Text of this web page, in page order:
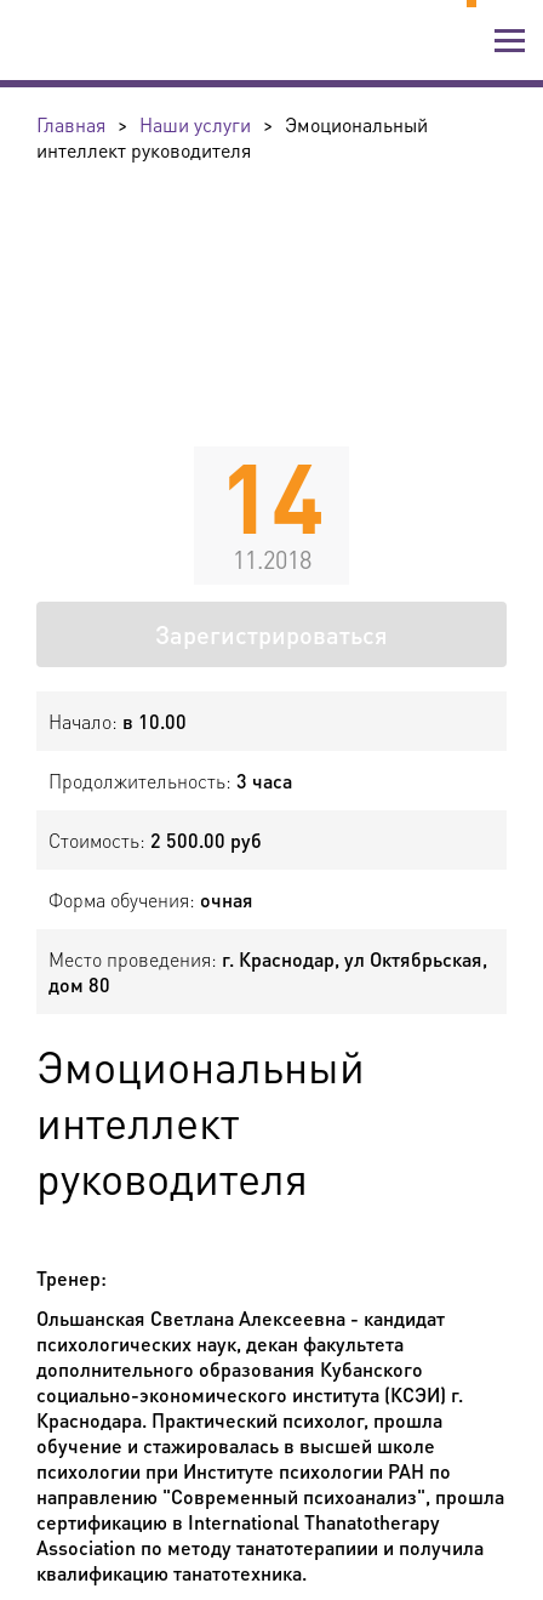
Главная > Наши услуги > Эмоциональный
интеллект руководителя
14
11.2018
Зарегистрироваться
Начало: в 10.00
Продолжительность: 3 часа
Стоимость: 2 500.00 руб
Форма обучения: очная
Место проведения: г. Краснодар, ул Октябрьская,
дом 80
Эмоциональный
интеллект
руководителя
Тренер:
Ольшанская Светлана Алексеевна - кандидат
психологических наук, декан факультета
дополнительного образования Кубанского
социально-экономического института (КСЭИ) г.
Краснодара. Практический психолог, прошла
обучение и стажировалась в высшей школе
психологии при Институте психологии РАН по
направлению "Современный психоанализ", прошла
сертификацию в InternationalThanatotherapy
Association по методутанатотерапиии и получила
квалификацию танатотехника.